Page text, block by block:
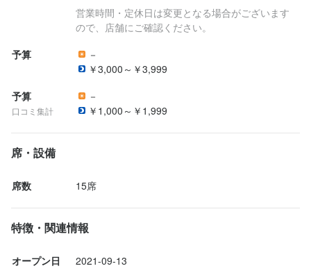
営業時間・定休日は変更となる場合がございます
ので、店舗にご確認ください。
予算
－
￥3,000～￥3,999
予算
口コミ集計
－
￥1,000～￥1,999
席・設備
席数 15席
特徴・関連情報
オープン日 2021-09-13
応募後、原則2営業日以内に返信しております。面接を経て内定と
なります。なお、Web面接にも対応いたしますので、気兼ねなく
ご相談ください。
お店の採用担当者からのメッセージ
店名